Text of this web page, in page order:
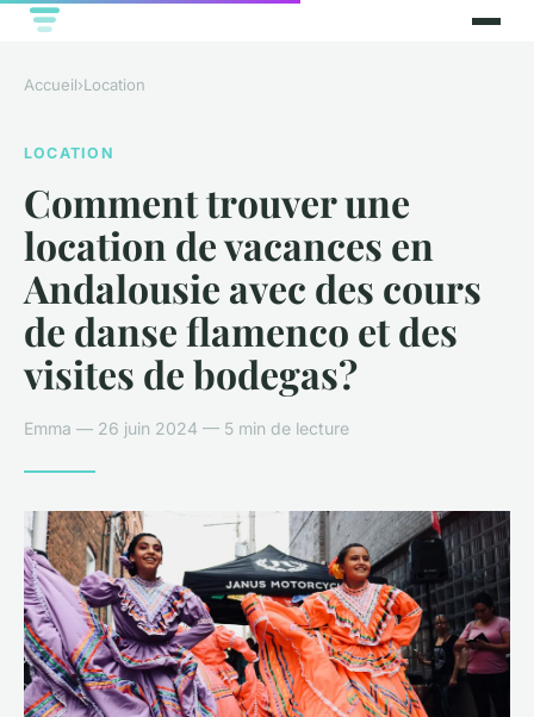
Accueil›Location
LOCATION
Comment trouver une
location de vacances en
Andalousie avec des cours
de danse flamenco et des
visites de bodegas?
Emma — 26 juin 2024 — 5 min de lecture